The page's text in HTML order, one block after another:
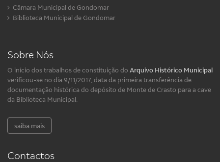
Câmara Municipal de Gondomar
Biblioteca Municipal de Gondomar
Sobre Nós
O início dos trabalhos de constituição do Arquivo Histórico Municipal
verificou-se no dia 9/11/2017, data da primeira transferência de
documentação histórica do depósito de Monte de Crasto para a cave
da Biblioteca Municipal.
saiba mais
Contactos